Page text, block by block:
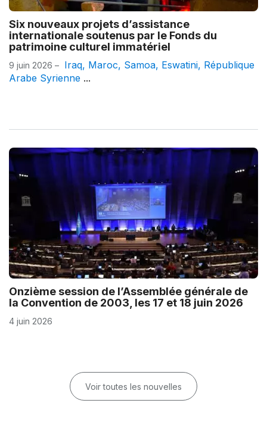
Six nouveaux projets d’assistance
internationale soutenus par le Fonds du
patrimoine culturel immatériel
9 juin 2026 – Iraq, Maroc, Samoa, Eswatini, République
Arabe Syrienne ...
Onzième session de l’Assemblée générale de
la Convention de 2003, les 17 et 18 juin 2026
4 juin 2026
Voir toutes les nouvelles